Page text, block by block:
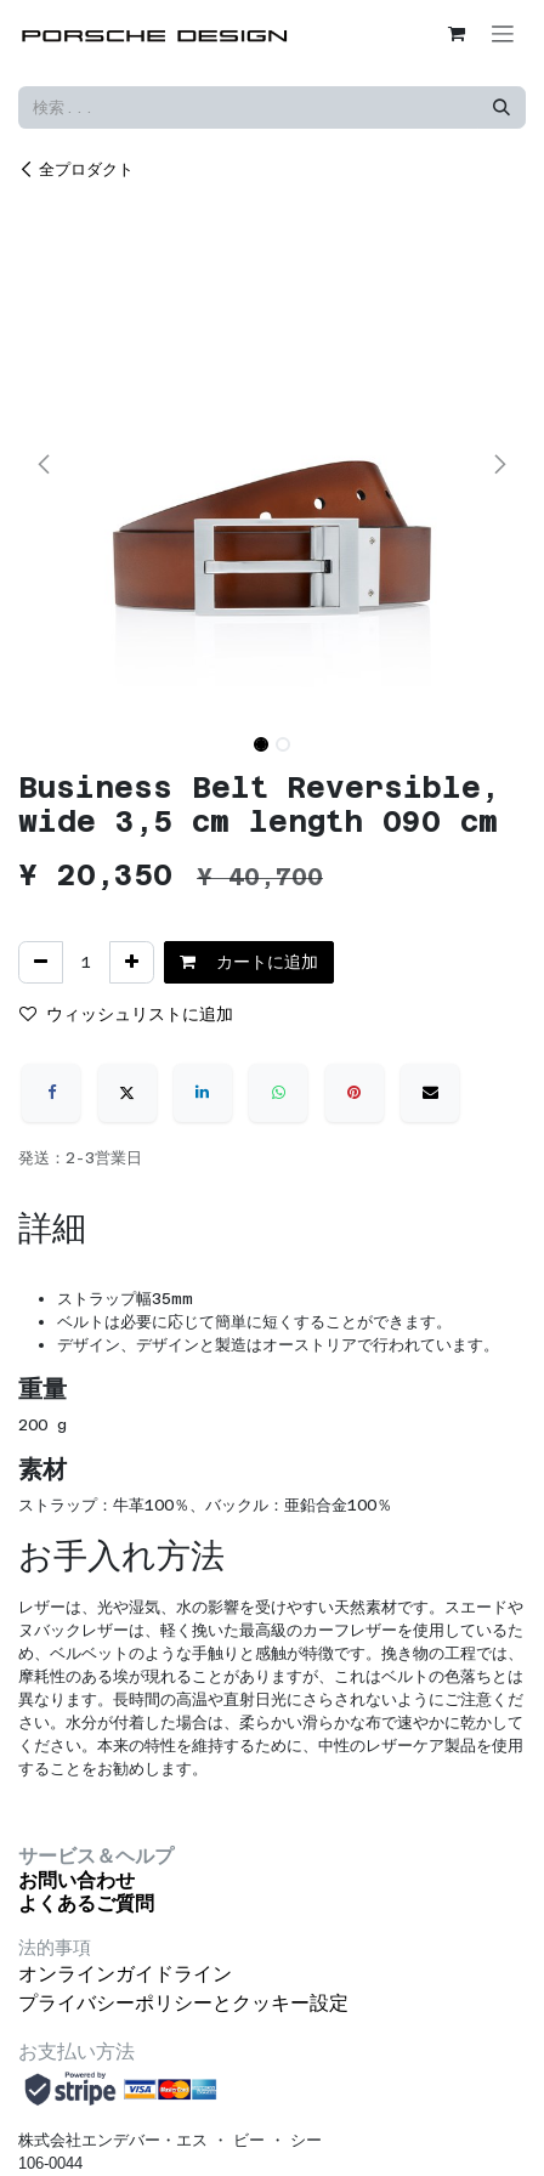
全プロダクト
Business Belt Reversible,
wide 3,5 cm length 090 cm
¥ 20,350 ¥40,700
カートに追加
ウィッシュリストに追加
発送：2-3営業日
詳細
ストラップ幅35mm
ベルトは必要に応じて簡単に短くすることができます。
デザイン、デザインと製造はオーストリアで行われています。
重量
200 g
素材
ストラップ：牛革100％、バックル：亜鉛合金100％
お手入れ方法
レザーは、光や湿気、水の影響を受けやすい天然素材です。スエードや
ヌバックレザーは、軽く挽いた最高級のカーフレザーを使用しているた
め、ベルベットのような手触りと感触が特徴です。挽き物の工程では、
摩耗性のある埃が現れることがありますが、これはベルトの色落ちとは
異なります。長時間の高温や直射日光にさらされないようにご注意くだ
さい。水分が付着した場合は、柔らかい滑らかな布で速やかに乾かして
ください。本来の特性を維持するために、中性のレザーケア製品を使用
することをお勧めします。
サービス＆ヘルプ
お問い合わせ
よくあるご質問
法的事項
オンラインガイドライン
プライバシーポリシーとクッキー設定
お支払い方法
株式会社エンデバー・エス ・ ビー ・
シー
106-0044